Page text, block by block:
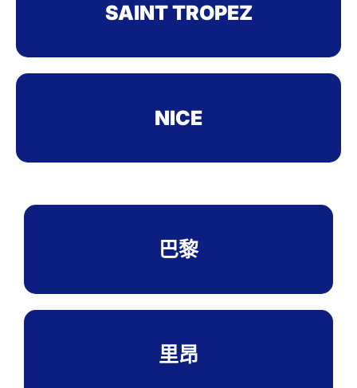
SAINT TROPEZ
NICE
巴黎
里昂